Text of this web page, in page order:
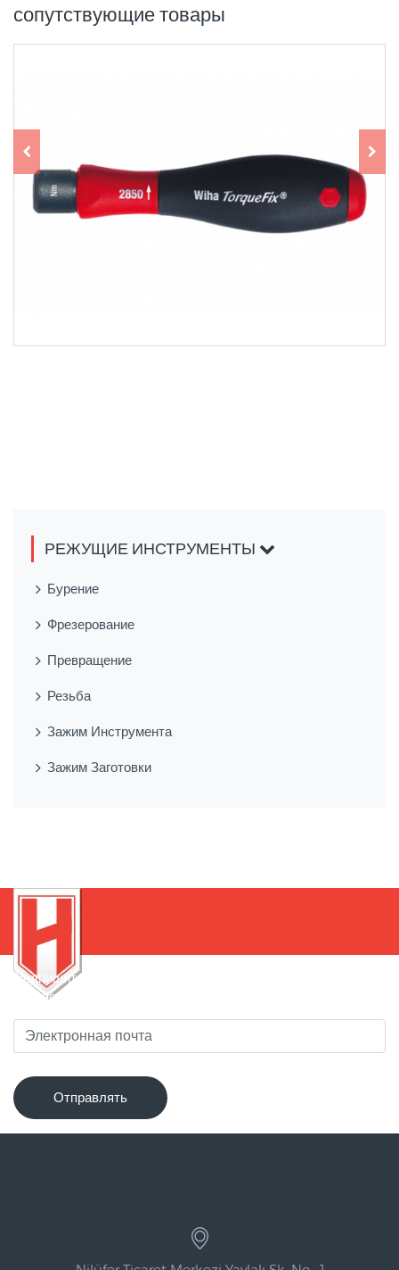
сопутствующие товары
РЕЖУЩИЕ ИНСТРУМЕНТЫ
Бурение
Фрезерование
Превращение
Резьба
Зажим Инструмента
Зажим Заготовки
Подпишитесь на нашу рассылку, чтобы быть в курсе
новинок!
Отправлять